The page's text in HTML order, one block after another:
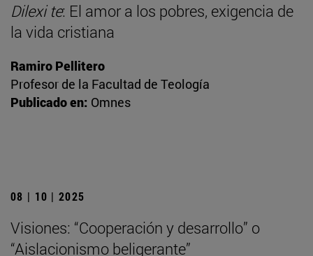
Dilexi te: El amor a los pobres, exigencia de
la vida cristiana
Ramiro Pellitero
Profesor de la Facultad de Teología
Publicado en: Omnes
08 | 10 | 2025
Visiones: “Cooperación y desarrollo” o
“Aislacionismo beligerante”